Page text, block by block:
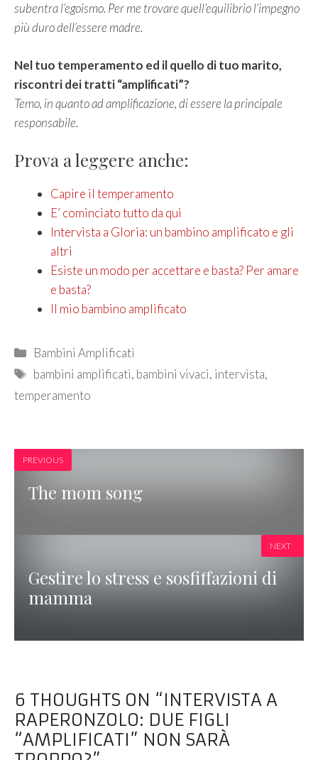
subentra l’egoismo. Per me trovare quell’equilibrio l’impegno
più duro dell’essere madre.
Nel tuo temperamento ed il quello di tuo marito,
riscontri dei tratti “amplificati”?
Temo, in quanto ad amplificazione, di essere la principale
responsabile.
Prova a leggere anche:
Capire il temperamento
E’ cominciato tutto da qui
Intervista a Gloria: un bambino amplificato e gli
altri
Esiste un modo per accettare e basta? Per amare
e basta?
Il mio bambino amplificato
Categories
Bambini Amplificati
Tags
bambini amplificati, bambini vivaci, intervista,
temperamento
PREVIOUS
The mom song
Gestire lo stress e sosfiffazioni di
mamma
NEXT
6 THOUGHTS ON “INTERVISTA A
RAPERONZOLO: DUE FIGLI
“AMPLIFICATI” NON SARÀ